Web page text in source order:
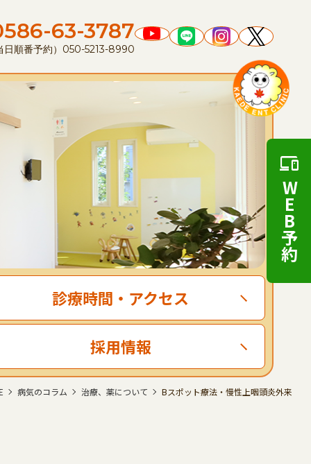
WEB予約
63-3787
日順番予約）050-5213-8990
診療時間 ・ アクセス
採用情報
病気のコラム 治療、薬について Bスポット療法・慢性上咽頭炎外来